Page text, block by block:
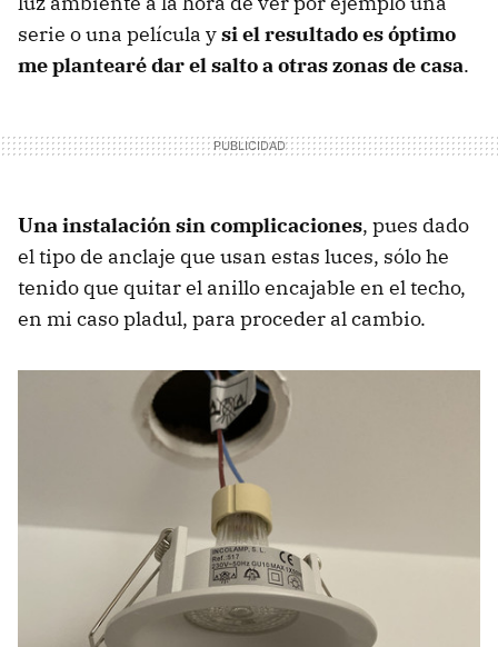
serie o una película ysi el resultado es óptimo
me plantearé dar el salto a otras zonas de casa.
Una instalación sin complicaciones, pues dado
el tipo de anclaje que usan estas luces, sólo he
tenido que quitar el anillo encajable en el techo,
en mi caso pladul, para proceder al cambio.